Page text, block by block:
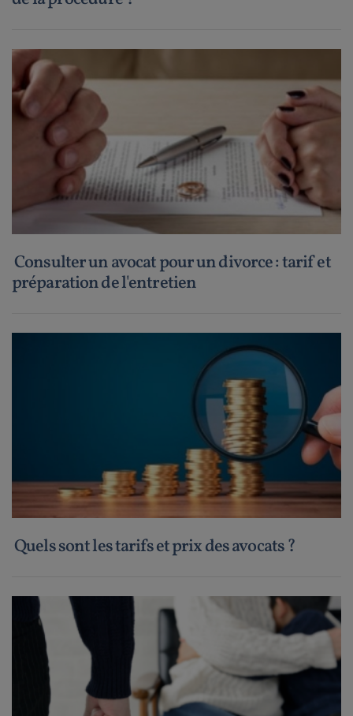
Consulter un avocat pour un divorce : tarif et
préparation de l'entretien
Quels sont les tarifs et prix des avocats ?